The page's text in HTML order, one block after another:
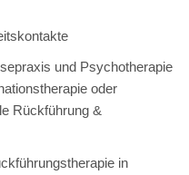
und Psychotherapie
oder
Rückführung &
in